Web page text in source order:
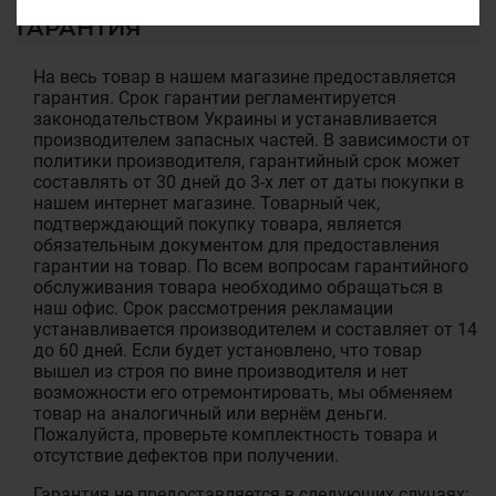
ГАРАНТИЯ
На весь товар в нашем магазине предоставляется
гарантия. Срок гарантии регламентируется
законодательством Украины и устанавливается
производителем запасных частей. В зависимости от
политики производителя, гарантийный срок может
составлять от 30 дней до 3-х лет от даты покупки в
нашем интернет магазине. Товарный чек,
подтверждающий покупку товара, является
обязательным документом для предоставления
гарантии на товар. По всем вопросам гарантийного
обслуживания товара необходимо обращаться в
наш офис. Срок рассмотрения рекламации
устанавливается производителем и составляет от 14
до 60 дней. Если будет установлено, что товар
вышел из строя по вине производителя и нет
возможности его отремонтировать, мы обменяем
товар на аналогичный или вернём деньги.
Пожалуйста, проверьте комплектность товара и
отсутствие дефектов при получении.